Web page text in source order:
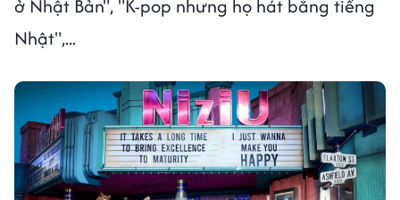
ở Nhật Bản", "K-pop nhưng họ hát bằng tiếng
Nhật",...